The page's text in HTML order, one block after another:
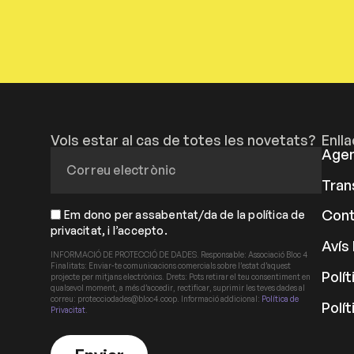
Vols estar al cas de totes les novetats?
Em dono per assabentat/da de la política de
privacitat, i l’accepto.
INFORMACIÓ DE PROTECCIÓ DE DADES. Responsable: Associació Bloc 4
Finalitats: Enviar-te comunicacions comercials sobre l’estat d’aquest
projecte per mitjans electrònics. Drets: Pots retirar el teu consentiment en
qualsevol moment, a més d’accedir, rectificar, suprimir les teves dades al
correu: protecciodades@bloc4.coop. Informació addicional: Política de
Privacitat
Avís